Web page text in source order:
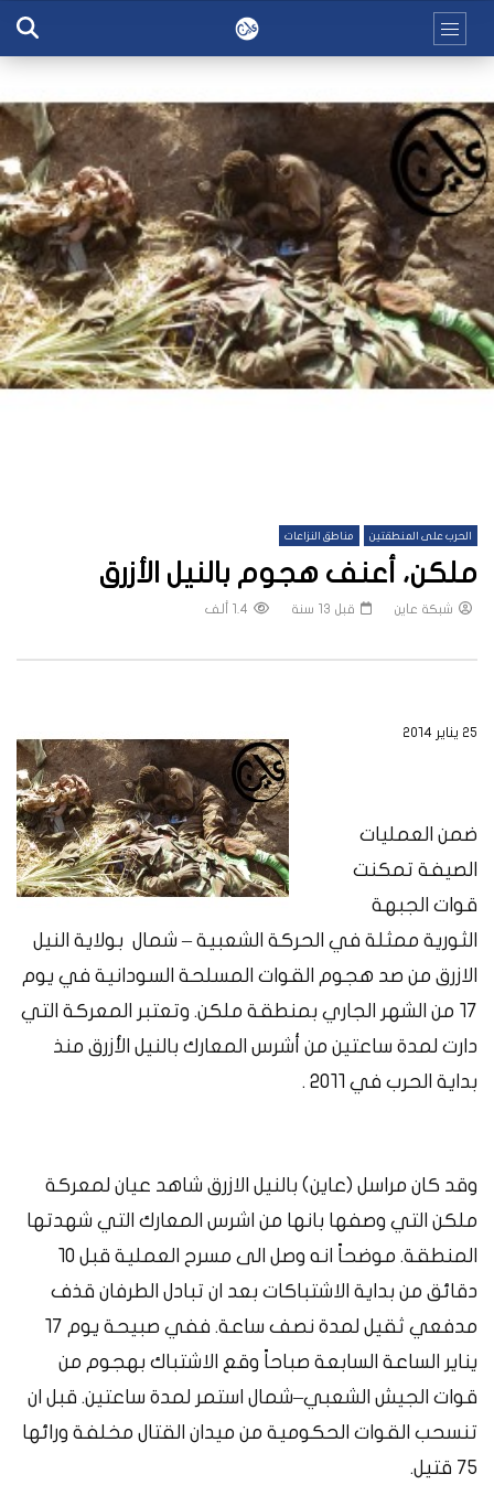
الحرب على المنطقتين مناطق النزاعات
ملكن، أعنف هجوم بالنيل الأزرق
شبكة عاين قبل 13 سنة 1.4 ألف
٢٥ يناير ٢٠١٤
ضمن العمليات
الصيفة تمكنت
قوات الجبهة
الثورية ممثلة في الحركة الشعبية–شمال بولاية النيل
الازرق من صد هجوم القوات المسلحة السودانية في يوم
١٧ من الشهر الجاري بمنطقة ملكن. وتعتبر المعركة التي
دارت لمدة ساعتين من أشرس المعارك بالنيل الأزرق منذ
بداية الحرب في ٢٠١١ .
وقد كان مراسل (عاين) بالنيل الازرق شاهد عيان لمعركة
ملكن التي وصفها بانها من اشرس المعارك التي شهدتها
المنطقة.
موضحاً انه وصل الى مسرح العملية قبل ١٠
دقائق من بداية الاشتباكات بعد ان تبادل الطرفان قذف
مدفعي ثقيل لمدة نصف ساعة.
ففي صبيحة يوم ١٧
يناير الساعة السابعة صباحاً وقع الاشتباك بهجوم من
قوات الجيش الشعبي–شمال استمر لمدة ساعتين. قبل ان
تنسحب القوات الحكومية من ميدان القتال مخلفة ورائها
٧٥ قتيل.